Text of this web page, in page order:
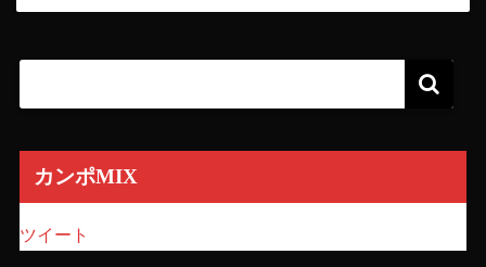
カンポMIX
ツイート